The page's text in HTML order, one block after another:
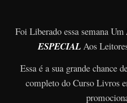
Foi Liberado essa semana Um
ESPECIAL Aos
Essa é a sua grande chance
completo do Curso Livros